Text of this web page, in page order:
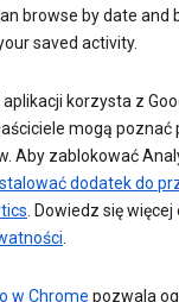
browse by date and
saved activity.
korzysta z
mogą poznać
Aby zablokować
dodatek do
. Dowiedz się więcej
.
w Chrome pozwala